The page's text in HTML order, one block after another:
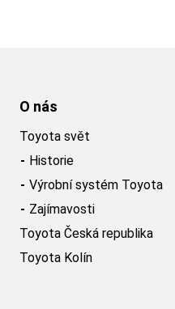
O nás
Toyota svět
Historie
Výrobní systém Toyota
Zajímavosti
Toyota Česká republika
Toyota Kolín